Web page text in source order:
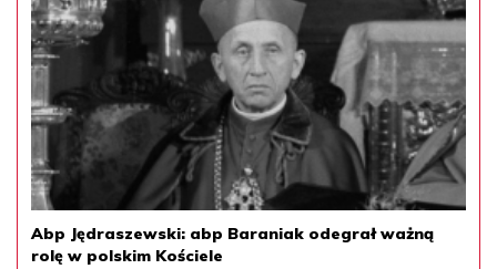
Abp Jędraszewski: abp Baraniak odegrał ważną
rolę w polskim Kościele